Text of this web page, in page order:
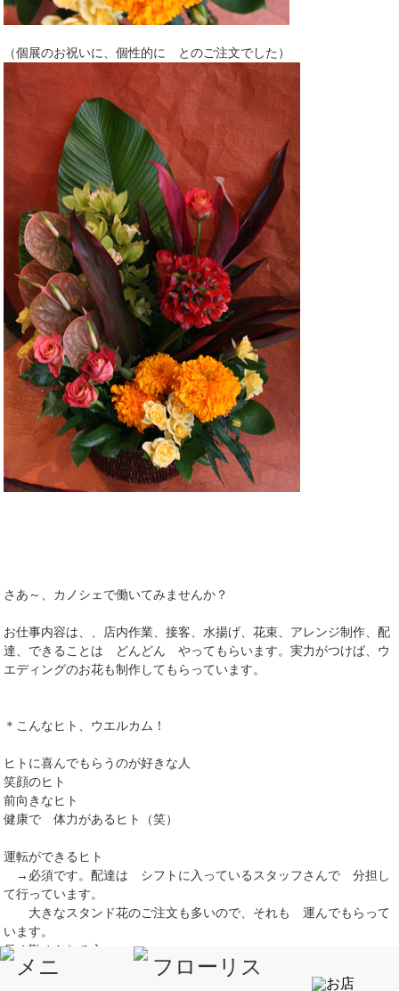
（個展のお祝いに、個性的に とのご注文でした）
さあ～、カノシェで働いてみませんか？
お仕事内容は、、店内作業、接客、水揚げ、花束、アレンジ制作、配
達、できることは どんどん やってもらいます。実力がつけば、ウ
エディングのお花も制作してもらっています。
＊こんなヒト、ウエルカム！
ヒトに喜んでもらうのが好きな人
笑顔のヒト
前向きなヒト
健康で 体力があるヒト（笑）
運転ができるヒト
→必須です。配達は シフトに入っているスタッフさんで 分担し
て行っています。
大きなスタンド花のご注文も多いので、それも 運んでもらって
います。
長く勤められる方
花屋さんでの勤務経験、、あった方が嬉しいけど 今回は 未経験で